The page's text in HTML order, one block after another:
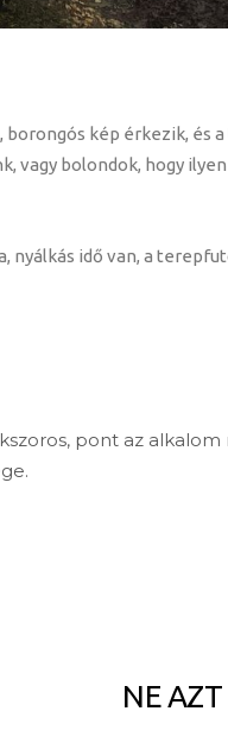
borongós kép érkezik,
vagy bolondok, hogy
idő van, a
pont az alkalom
NE